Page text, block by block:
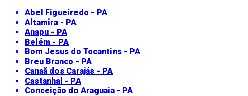
Abel Figueiredo - PA
Altamira - PA
Anapu - PA
Belém - PA
Bom Jesus do Tocantins - PA
Breu Branco - PA
Canaã dos Carajás - PA
Castanhal - PA
Conceição do Araguaia - PA